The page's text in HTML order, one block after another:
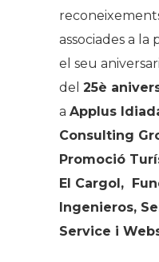
associades a
el seu
del 25è
a Applus
Consulting
Promoció
El Cargol,
Ingenieros,
Service i